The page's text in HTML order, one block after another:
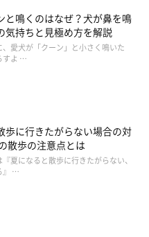
おやつと交換しようとし
チョコレートを食べてし
、事なきを得ました」
夜中に慌てて、夜間救急
の上に置いたまま、10分
部（15本）食べてしまっ
に病院に連れて行ったの
と鳴くのはなぜ？犬が鼻を鳴
気持ちと見極め方を解説
愛犬が「クーン」と小さく鳴いた
すよ …
歩に行きたがらない場合の対
散歩の注意点とは
夏になると散歩に行きたがらない、
』 …